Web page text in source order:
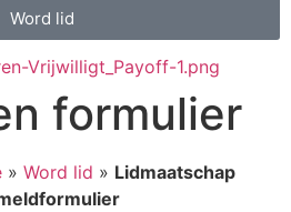
Word lid
formulier
» Word lid » Lidmaatschap